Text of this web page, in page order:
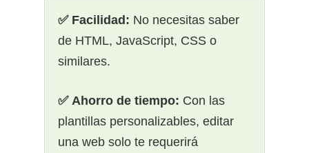
✅ Facilidad: No necesitas saber
de HTML, JavaScript, CSS o
similares.
✅ Ahorro de tiempo: Con las
plantillas personalizables, editar
una web solo te requerirá